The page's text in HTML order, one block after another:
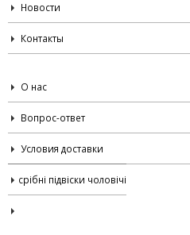
Новости
Контакты
О нас
Вопрос-ответ
Условия доставки
срібні підвіски чоловічі